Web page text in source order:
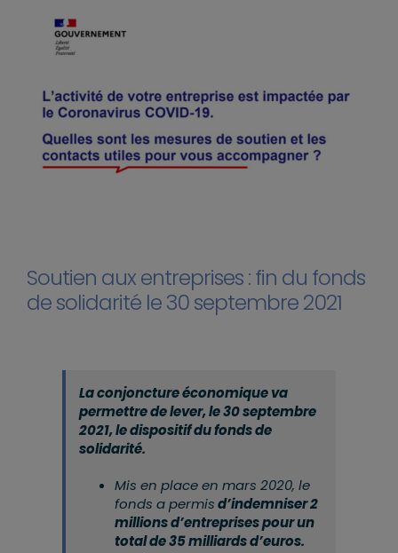
Soutien aux entreprises : fin du fonds
de solidarité le 30 septembre 2021
La conjoncture économique va
permettre de lever, le 30 septembre
2021, le dispositif du fonds de
solidarité.
Mis en place en mars 2020, le
fonds a permisd’indemniser 2
millions d’entreprises pour un
total de 35 milliards d’euros.